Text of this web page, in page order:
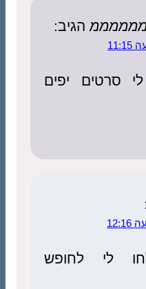
הגיב:
סרטים יפים
לי לחופש